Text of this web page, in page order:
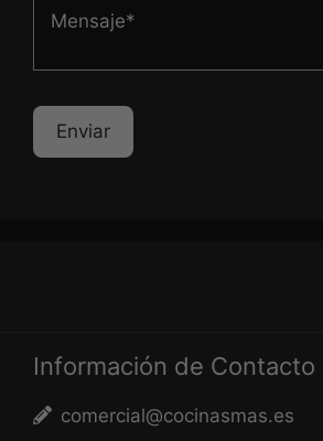
Información de Contacto
comercial@cocinasmas.es